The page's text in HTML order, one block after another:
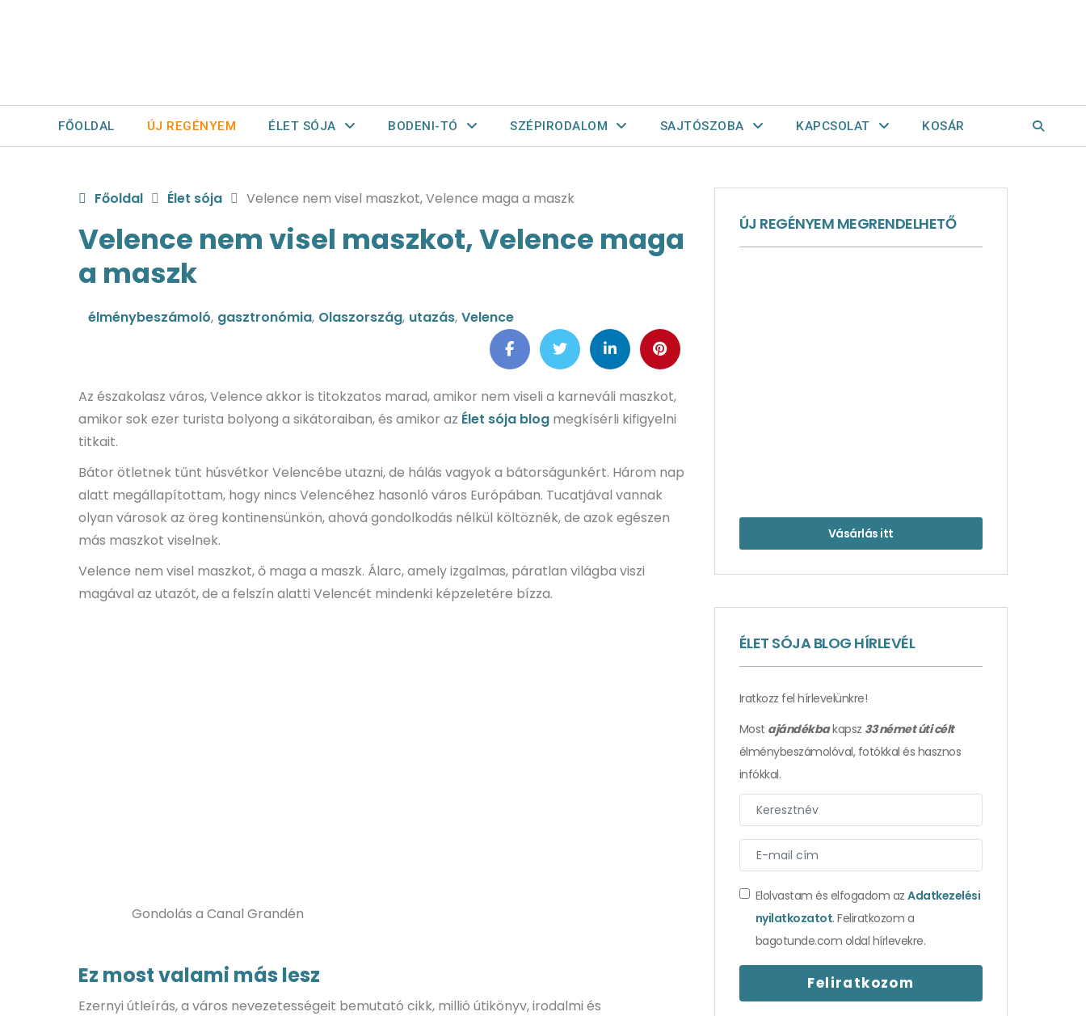
FŐOLDAL ÚJ REGÉNYEM ÉLET SÓJA BODENI-TÓ SZÉPIRODALOM SAJTÓSZOBA KAPCSOLAT KOSÁR
Főoldal Élet sója Velence nem visel maszkot, Velence maga a maszk
Velence nem visel maszkot, Velence maga
a maszk
élménybeszámoló, gasztronómia, Olaszország, utazás, Velence
Az északolasz város, Velence akkor is titokzatos marad, amikor nem viseli a karneváli maszkot,
amikor sok ezer turista bolyong a sikátoraiban, és amikor az Élet sója blog megkísérli kifigyelni
titkait.
Bátor ötletnek tűnt húsvétkor Velencébe utazni, de hálás vagyok a bátorságunkért. Három nap
alatt megállapítottam, hogy nincs Velencéhez hasonló város Európában. Tucatjával vannak
olyan városok az öreg kontinensünkön, ahová gondolkodás nélkül költöznék, de azok egészen
más maszkot viselnek.
Velence nem visel maszkot, ő maga a maszk. Álarc, amely izgalmas, páratlan világba viszi
magával az utazót, de a felszín alatti Velencét mindenki képzeletére bízza.
Gondolás a Canal Grandén
Ez most valami más lesz
Ezernyi útleírás, a város nevezetességeit bemutató cikk, millió útikönyv, irodalmi és
ÚJ REGÉNYEM MEGRENDELHETŐ
Vásárlás itt
ÉLET SÓJA BLOG HÍRLEVÉL
Iratkozz fel hírlevelünkre!
Most ajándékbakapsz 33 német úti célt
élménybeszámolóval, fotókkal és hasznos
infókkal.
Elolvastam és elfogadom azAdatkezelési
nyilatkozatot. Feliratkozom a
bagotunde.com oldal hírlevekre.